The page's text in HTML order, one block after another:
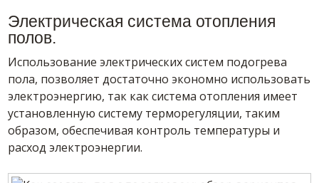
Электрическая система отопления
полов.
Использование электрических систем подогрева
пола, позволяет достаточно экономно использовать
электроэнергию, так как система отопления имеет
установленную систему терморегуляции, таким
образом, обеспечивая контроль температуры и
расход электроэнергии.